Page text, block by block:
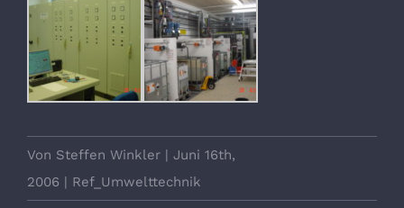
Von Steffen Winkler | Juni 16th,
2006 | Ref_Umwelttechnik